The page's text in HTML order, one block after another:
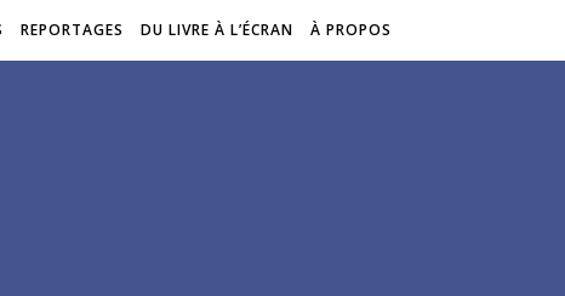
REPORTAGES DU LIVRE À L’ÉCRAN À PROPOS